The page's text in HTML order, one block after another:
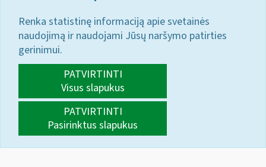
Renka statistinę informaciją apie svetainės
naudojimą ir naudojami Jūsų naršymo patirties
gerinimui.
PATVIRTINTI
Visus slapukus
PATVIRTINTI
Pasirinktus slapukus